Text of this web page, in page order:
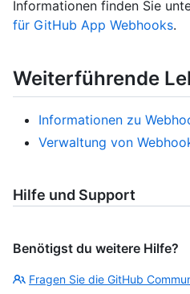
Informationen finden Sie
für GitHub App Webhooks.
Weiterführende
Informationen zu
Verwaltung von
Hilfe und Support
Benötigst du weitere Hilfe?
Fragen Sie die GitHub